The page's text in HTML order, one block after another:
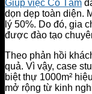
Giúp việc Cô Tấm
dọn dẹp toàn diện.
lý 50%. Do đó, gia
được đào tạo
Theo phản hồi
quả. Vì vậy, case
biệt thự 1000m²
mở rộng từ kinh